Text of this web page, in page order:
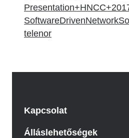
telenor
Kapcsolat
Álláslehetőségek